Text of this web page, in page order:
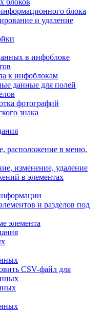
блоков
блока
и удаление
в инфоблоке
к инфоблокам
данные для полей
фотографий
знака
расположение в меню,
изменение, удаление
в элементах
и разделов под
элемента
CSV-файл для